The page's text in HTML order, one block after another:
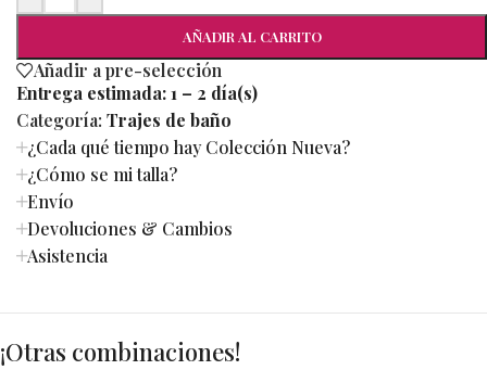
AÑADIR AL CARRITO
Añadir a pre-selección
Entrega estimada:1 – 2 día(s)
Categoría: Trajes de baño
¿Cada qué tiempo hay Colección Nueva?
¿Cómo se mi talla?
Envío
Devoluciones & Cambios
Asistencia
¡Otras combinaciones!